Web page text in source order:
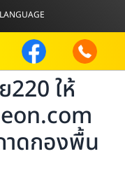
LANGUAGE
220 ให้
าดกองพื้น